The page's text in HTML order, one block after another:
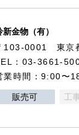
新金物（有）
103-0001 東京
：03-3661-
業時間：9:00〜
販売可 工